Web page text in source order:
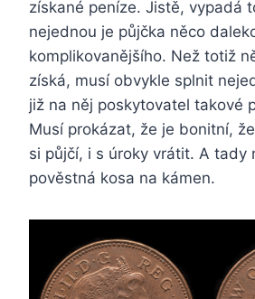
získané peníze. Jistě, vypadá
nejednou je půjčka něco
komplikovanějšího. Než totiž
získá, musí obvykle splnit
již na něj poskytovatel takové
Musí prokázat, že je bonitní,
si půjčí, i s úroky vrátit. A tady
pověstná kosa na kámen.